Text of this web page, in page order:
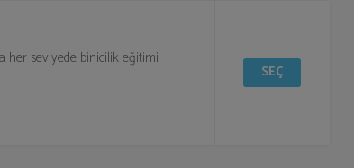
her seviyede binicilik eğitimi
SEÇ